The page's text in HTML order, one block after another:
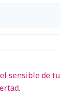
sensible de tu